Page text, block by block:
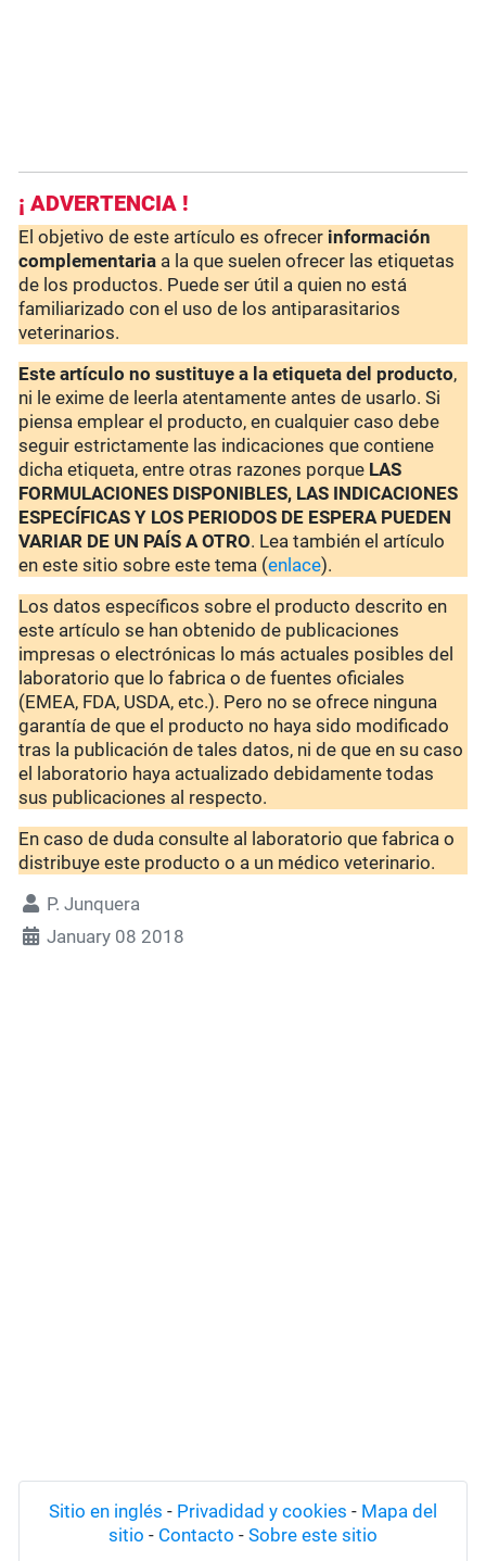
¡ ADVERTENCIA !
El objetivo de este artículo es ofrecer información
complementaria a la que suelen ofrecer las etiquetas
de los productos. Puede ser útil a quien no está
familiarizado con el uso de los antiparasitarios
veterinarios.
Este artículo no sustituye a la etiqueta del producto,
ni le exime de leerla atentamente antes de usarlo. Si
piensa emplear el producto, en cualquier caso debe
seguir estrictamente las indicaciones que contiene
dicha etiqueta, entre otras razones porque LAS
FORMULACIONES DISPONIBLES, LAS INDICACIONES
ESPECÍFICAS Y LOS PERIODOS DE ESPERA PUEDEN
VARIAR DE UN PAÍS A OTRO. Lea también el artículo
en este sitio sobre este tema (enlace).
Los datos específicos sobre el producto descrito en
este artículo se han obtenido de publicaciones
impresas o electrónicas lo más actuales posibles del
laboratorio que lo fabrica o de fuentes oficiales
(EMEA, FDA, USDA, etc.). Pero no se ofrece ninguna
garantía de que el producto no haya sido modificado
tras la publicación de tales datos, ni de que en su caso
el laboratorio haya actualizado debidamente todas
sus publicaciones al respecto.
En caso de duda consulte al laboratorio que fabrica o
distribuye este producto o a un médico veterinario.
P. Junquera
January 08 2018
Sitio en inglés - Privadidad y cookies - Mapa del
sitio - Contacto - Sobre este sitio